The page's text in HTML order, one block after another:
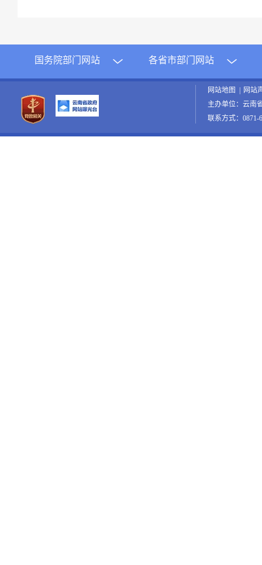
国务院部门网站 各省市部门网站
网站地图 | 网站
主办单位：云南
联系方式：0871-